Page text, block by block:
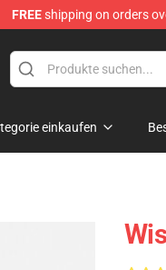
FREEshipping on orders
einkaufen